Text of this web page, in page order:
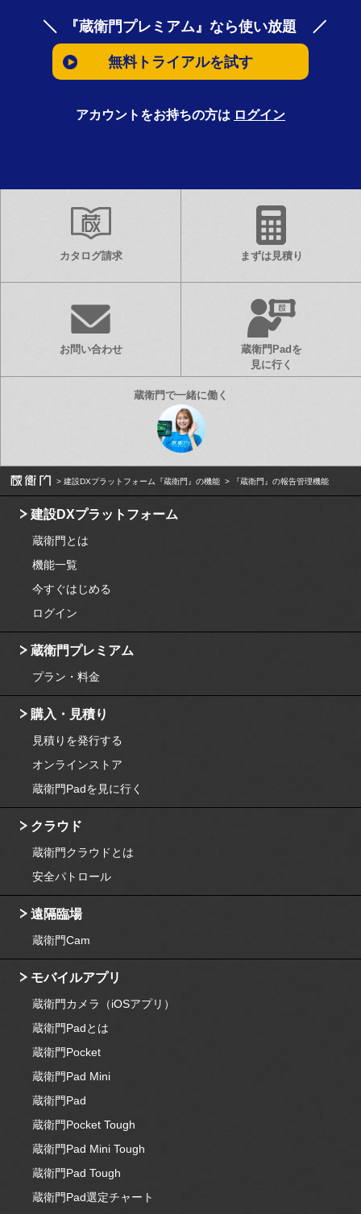
『蔵衛門プレミアム』なら使い放題
無料トライアルを試す
アカウントをお持ちの方は ログイン
カタログ請求 まずは見積り
お問い合わせ
蔵衛門Padを
見に行く
建設DXプラットフォーム『蔵衛門』の機能 『蔵衛門』の報告管理機能
建設DXプラットフォーム
蔵衛門とは
機能一覧
今すぐはじめる
ログイン
蔵衛門プレミアム
プラン・料金
購入・見積り
見積りを発行する
オンラインストア
蔵衛門Padを見に行く
クラウド
蔵衛門クラウドとは
安全パトロール
遠隔臨場
蔵衛門Cam
モバイルアプリ
蔵衛門カメラ（iOSアプリ）
蔵衛門Padとは
蔵衛門Pocket
蔵衛門Pad Mini
蔵衛門Pad
蔵衛門Pocket Tough
蔵衛門Pad Mini Tough
蔵衛門Pad Tough
蔵衛門Pad選定チャート